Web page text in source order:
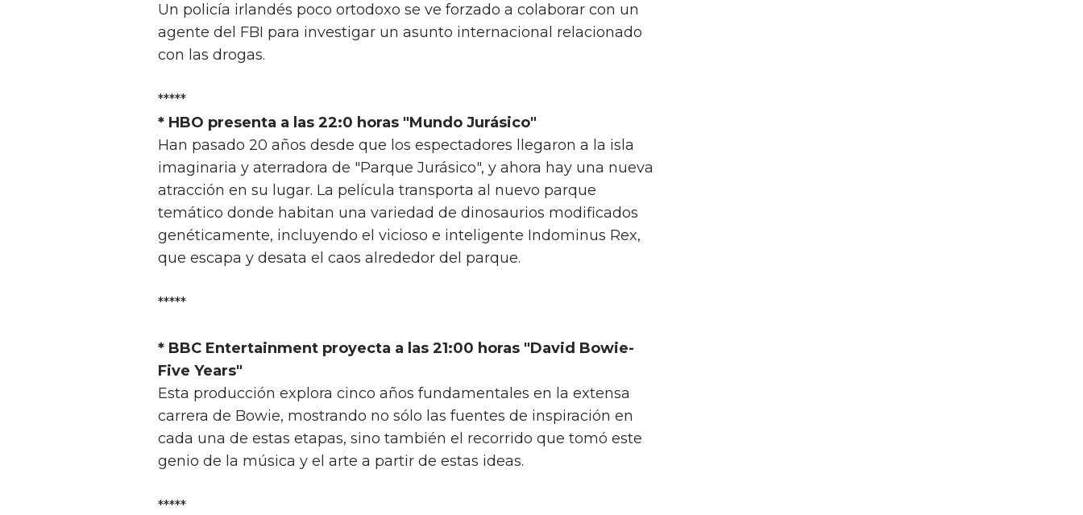
Un policía irlandés poco ortodoxo se ve forzado a colaborar con un
agente del FBI para investigar un asunto internacional relacionado
con las drogas.
*****
* HBO presenta a las 22:0 horas "Mundo Jurásico"
Han pasado 20 años desde que los espectadores llegaron a la isla
imaginaria y aterradora de "Parque Jurásico", y ahora hay una nueva
atracción en su lugar. La película transporta al nuevo parque
temático donde habitan una variedad de dinosaurios modificados
genéticamente, incluyendo el vicioso e inteligente Indominus Rex,
que escapa y desata el caos alrededor del parque.
*****
* BBC Entertainment proyecta a las 21:00 horas "David Bowie-
Five Years"
Esta producción explora cinco años fundamentales en la extensa
carrera de Bowie, mostrando no sólo las fuentes de inspiración en
cada una de estas etapas, sino también el recorrido que tomó este
genio de la música y el arte a partir de estas ideas.
*****